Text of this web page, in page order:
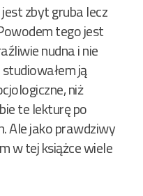
zbyt gruba lecz
tego jest
nudna i nie
ją
niż
te lekturę po
Ale jako prawdziwy
w tej książce wiele